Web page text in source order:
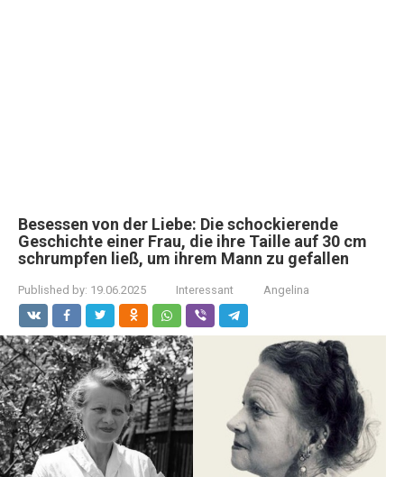
Besessen von der Liebe: Die schockierende
Geschichte einer Frau, die ihre Taille auf 30 cm
schrumpfen ließ, um ihrem Mann zu gefallen
Published by: 19.06.2025 Interessant Angelina